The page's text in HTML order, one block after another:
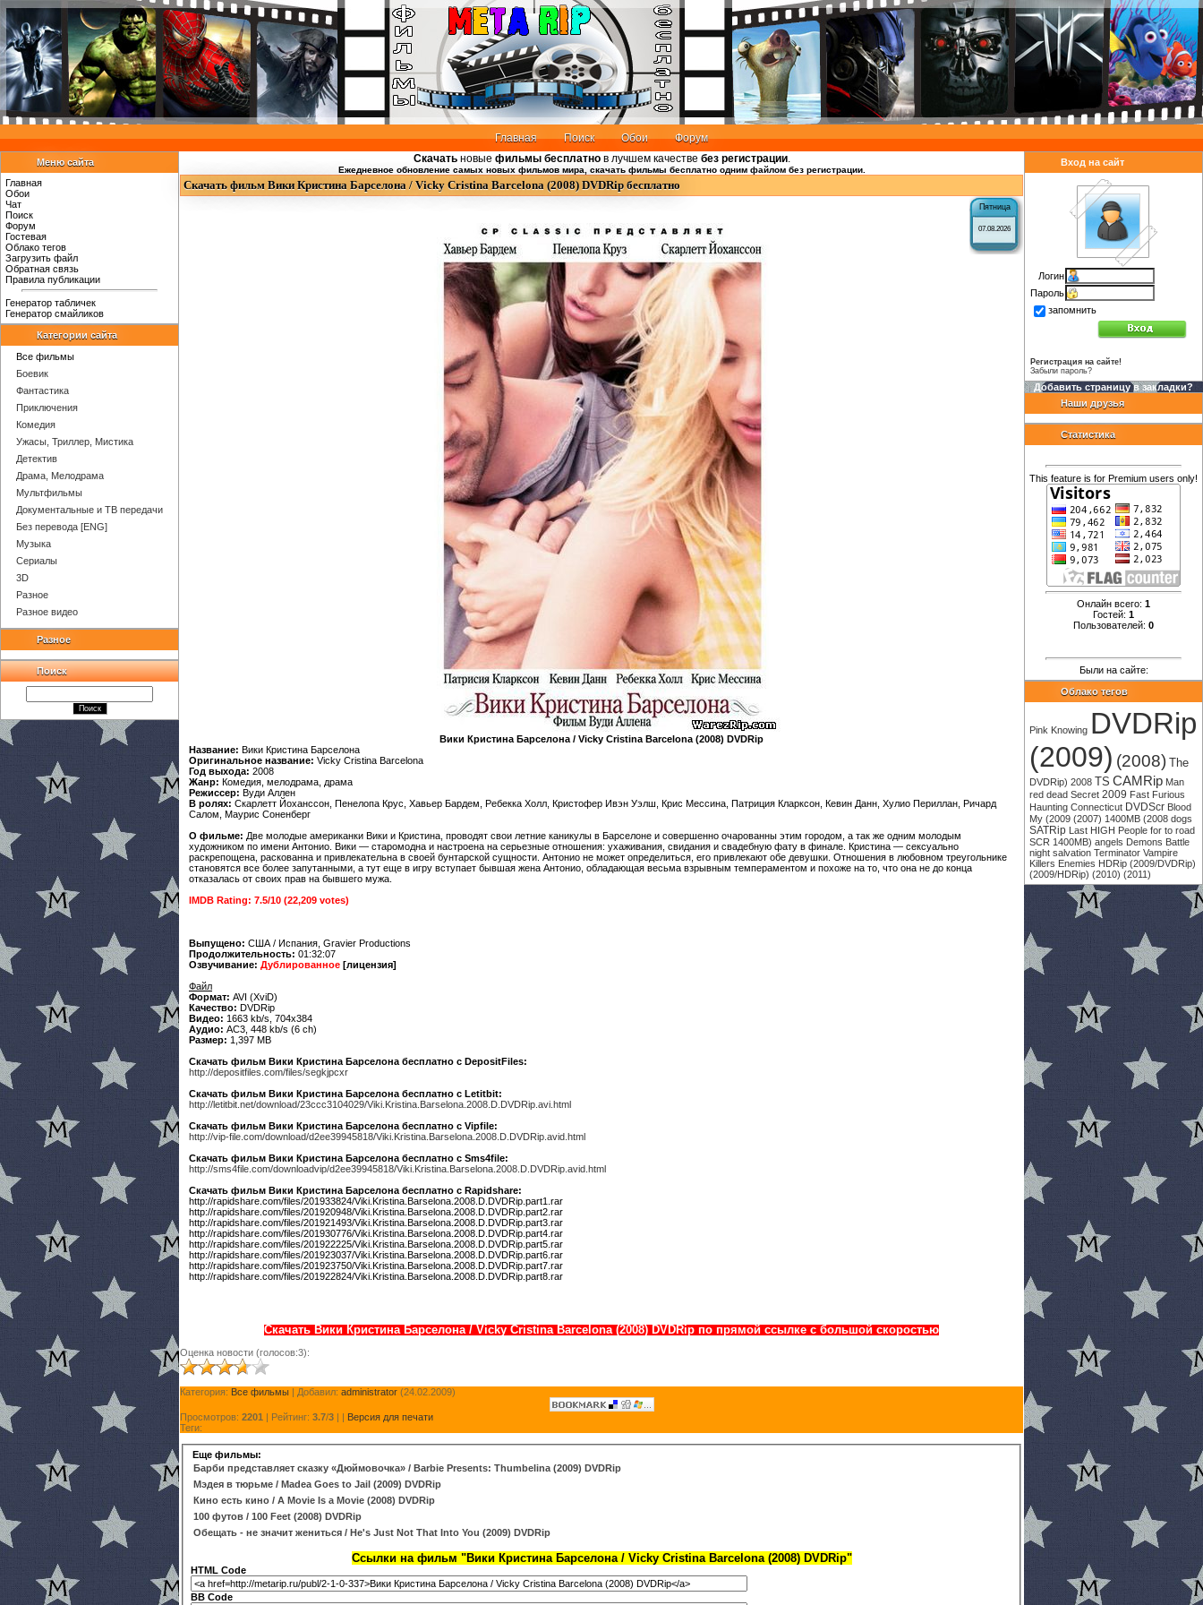
Главная Поиск Обои Форум
Меню сайта
Главная
Обои
Чат
Поиск
Форум
Гостевая
Облако тегов
Загрузить файл
Обратная связь
Правила публикации
Генератор табличек
Генератор смайликов
Категории сайта
Все фильмы
Боевик
Фантастика
Приключения
Комедия
Ужасы, Триллер, Мистика
Детектив
Драма, Мелодрама
Мультфильмы
Документальные и ТВ передачи
Без перевода [ENG]
Музыка
Сериалы
3D
Разное
Разное видео
Разное
Поиск
Скачатьновые фильмы бесплатнов лучшем качестве без регистрации.
Ежедневное обновление самых новых фильмов мира, скачать фильмы бесплатно одним файлом без регистрации.
Скачать фильм Вики Кристина Барселона / Vicky Cristina Barcelona (2008) DVDRip бесплатно
Пятница
07.08.2026
Вики Кристина Барселона / Vicky Cristina Barcelona (2008) DVDRip
Название: Вики Кристина Барселона
Оригинальное название: Vicky Cristina Barcelona
Год выхода: 2008
Жанр: Комедия, мелодрама, драма
Режиссер: Вуди Аллен
В ролях: Скарлетт Йоханссон Пенелопа Крус Хавьер Бардем , Ребекка Холл, Кристофер Ивэн Уэлш, Крис Мессина, Патриция Кларксон, Кевин Данн, Хулио Периллан, Ричард
Салом, Маурис Соненберг
О фильме: Две молодые американки Вики и Кристина, проводят свои летние каникулы в Барселоне и совершенно очарованны этим городом, а так же одним молодым
художником по имени Антонио. Вики — старомодна и настроена на серьезные отношения: ухаживания, свидания и свадебную фату в финале. Кристина — сексуально
раскрепощена, раскованна и привлекательна в своей бунтарской сущности. Антонио не может определиться, его привлекают обе девушки. Отношения в любовном треугольнике
становятся все более запутанными, а тут еще в игру вступает бывшая жена Антонио, обладающая весьма взрывным темпераментом и похоже на то, что она не до конца
отказалась от своих прав на бывшего мужа.
IMDB Rating: 7.5/10 (22,209 votes)
Выпущено: США / Испания, Gravier Productions
Продолжительность: 01:32:07
Озвучивание: Дублированное [лицензия]
Файл
Формат: AVI (XviD)
Качество: DVDRip
Видео: 1663 kb/s, 704x384
Аудио: AC3, 448 kb/s (6 ch)
Размер: 1,397 MB
Скачать фильм Вики Кристина Барселона бесплатно с DepositFiles:
http://depositfiles.com/files/segkjpcxr
Скачать фильм Вики Кристина Барселона бесплатно с Letitbit:
http://letitbit.net/download/23ccc3104029/Viki.Kristina.Barselona.2008.D.DVDRip.avi.html
Скачать фильм Вики Кристина Барселона бесплатно с Vipfile:
http://vip-file.com/download/d2ee39945818/Viki.Kristina.Barselona.2008.D.DVDRip.avid.html
Скачать фильм Вики Кристина Барселона бесплатно с Sms4file:
http://sms4file.com/downloadvip/d2ee39945818/Viki.Kristina.Barselona.2008.D.DVDRip.avid.html
Скачать фильм Вики Кристина Барселона бесплатно с Rapidshare:
http://rapidshare.com/files/201933824/Viki.Kristina.Barselona.2008.D.DVDRip.part1.rar
http://rapidshare.com/files/201920948/Viki.Kristina.Barselona.2008.D.DVDRip.part2.rar
http://rapidshare.com/files/201921493/Viki.Kristina.Barselona.2008.D.DVDRip.part3.rar
http://rapidshare.com/files/201930776/Viki.Kristina.Barselona.2008.D.DVDRip.part4.rar
http://rapidshare.com/files/201922225/Viki.Kristina.Barselona.2008.D.DVDRip.part5.rar
http://rapidshare.com/files/201923037/Viki.Kristina.Barselona.2008.D.DVDRip.part6.rar
http://rapidshare.com/files/201923750/Viki.Kristina.Barselona.2008.D.DVDRip.part7.rar
http://rapidshare.com/files/201922824/Viki.Kristina.Barselona.2008.D.DVDRip.part8.rar
Скачать Вики Кристина Барселона / Vicky Cristina Barcelona (2008) DVDRip по прямой ссылке с большой скоростью
Оценка новости (голосов:3):
Категория: Все фильмы | Добавил: administrator (24.02.2009)
Просмотров: 2201 | Рейтинг: 3.7/3 | | Версия для печати
Теги:
Еще фильмы:
Барби представляет сказку «Дюймовочка» / Barbie Presents: Thumbelina (2009) DVDRip
Мэдея в тюрьме / Madea Goes to Jail (2009) DVDRip
Кино есть кино / A Movie Is a Movie (2008) DVDRip
100 футов / 100 Feet (2008) DVDRip
Обещать - не значит жениться / He's Just Not That Into You (2009) DVDRip
Ссылки на фильм "Вики Кристина Барселона / Vicky Cristina Barcelona (2008) DVDRip"
HTML Code
BB Code
Вход на сайт
Логин
Пароль
запомнить
Регистрация на сайте!
Забыли пароль?
Добавить страницу в закладки?
Наши друзья
Статистика
This feature is for Premium users only!
Онлайн всего: 1
Гостей: 1
Пользователей: 0
Были на сайте:
Облако тегов
Pink Knowing DVDRip
(2009) (2008) The
DVDRip) 2008 TS CAMRip Man
red dead Secret 2009 Fast Furious
Haunting Connecticut DVDScr Blood
My (2009 (2007) 1400MB (2008 dogs
SATRip Last HIGH People for to road
SCR 1400MB) angels Demons Battle
night salvation Terminator Vampire
Killers Enemies HDRip (2009/DVDRip)
(2009/HDRip) (2010) (2011)